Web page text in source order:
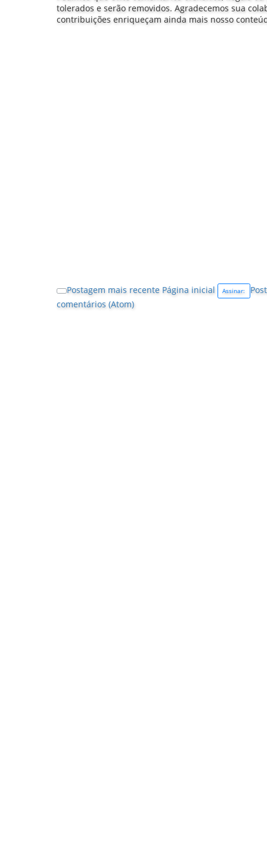
tolerados e serão removidos. Agradecemos sua
contribuições enriqueçam ainda mais nosso
Postagem mais recente Página inicial Assinar:
comentários (Atom)